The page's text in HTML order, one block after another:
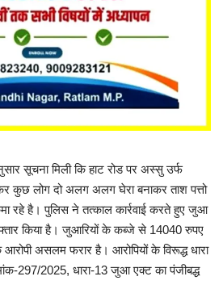
सूचना मिली कि हाट रोड पर अस्सु उर्फ
लोग दो अलग अलग घेरा बनाकर ताश पत्तो
है। पुलिस ने तत्काल कार्रवाई करते हुए जुआ
किया है। जुआरियों के कब्जे से 14040 रुपए
आरोपी असलम फरार है। आरोपियों के विरूद्ध धारा
297/2025, धारा-13 जुआ एक्ट का पंजीबद्ध